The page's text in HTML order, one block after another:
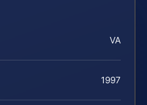
VA
1997